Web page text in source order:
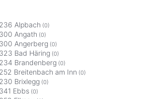
Alpbach (0)
Angath (0)
Angerberg (0)
Bad Häring (0)
Brandenberg (0)
Breitenbach am Inn (0)
Brixlegg (0)
Ebbs (0)